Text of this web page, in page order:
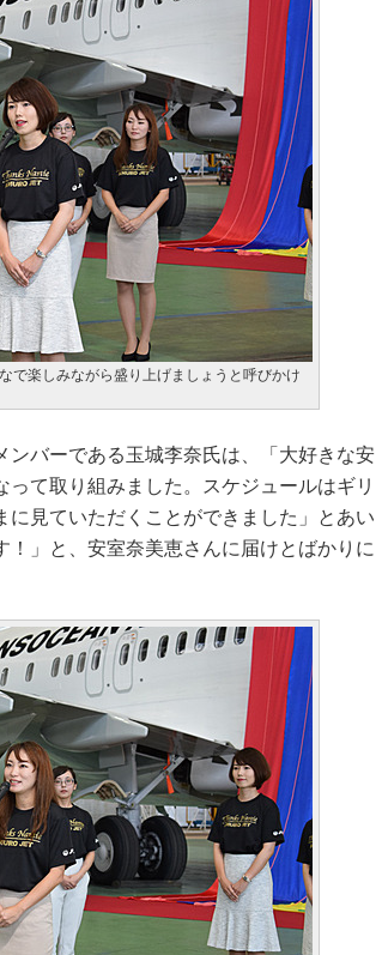
で楽しみながら盛り上げましょうと呼びかけ
バーである玉城李奈氏は、「大好きな安
て取り組みました。スケジュールはギリ
見ていただくことができました」とあい
」と、安室奈美恵さんに届けとばかりに